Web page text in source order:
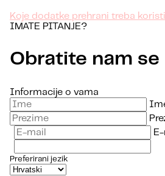
Koje dodatke prehrani treba
IMATE PITANJE?
Obratite nam se
Informacije o vama
Preferirani jezik